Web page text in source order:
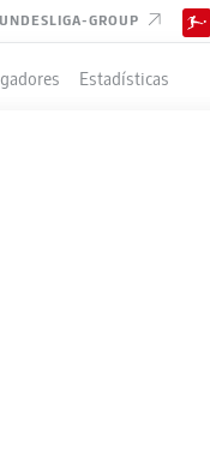
GROUP
Estadísticas